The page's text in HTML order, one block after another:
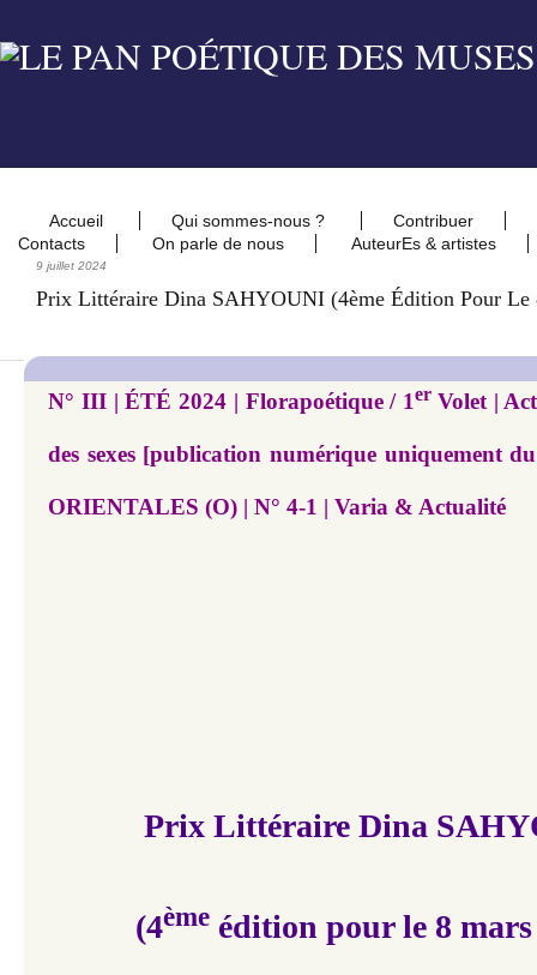
Accueil Qui sommes-nous ?
Contribuer
Contacts
On parle de nous AuteurEs & artistes
9 juillet 2024
Prix Littéraire Dina SAHYOUNI (4ème Édition Pour
N° III | ÉTÉ 2024 | Florapoétique / 1er Volet |
des sexes [publication numérique uniquement
ORIENTALES (O) | N° 4-1 | Varia & Actualité
Prix Littéraire Dina
(4èmeédition pour le 8